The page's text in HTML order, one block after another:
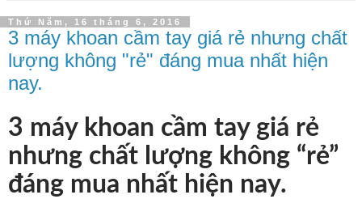
Thứ Năm, 16 tháng 6, 2016
3 máy khoan cầm tay giá rẻ nhưng chất
lượng không "rẻ" đáng mua nhất hiện
nay.
3 máy khoan cầm tay giá rẻ
nhưng chất lượng không “rẻ”
đáng mua nhất hiện nay.